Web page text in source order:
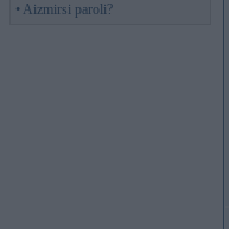
• Aizmirsi paroli?